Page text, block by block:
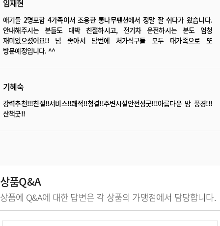
임재현
애기들 2명포함 4가족이서 조용한 통나무펜션에서 정말 잘 쉬다가 왔습니다.
안내해주시는 분들도 대박 친절하시고, 전기차 운전하시는 분도 엄청
재미있으셨어요!! 넘 좋아서 담번에 처가식구들 모두 대가족으로 또
방문예정입니다. ^^
기혜숙
강력추천!!!친절!!서비스!!쾌적!!청결!!주변시설안전성굿!!!아름다운 밤 풍경!!!
산책굿!!
상품Q&A
상품에 Q&A에 대한 답변은 각 상품의 가맹점에서 담당합니다.